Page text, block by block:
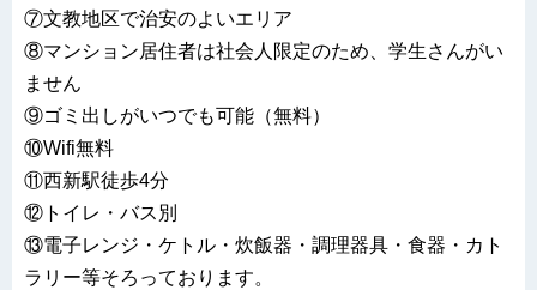
⑦文教地区で治安のよいエリア
⑧マンション居住者は社会人限定のため、学生さんがい
ません
⑨ゴミ出しがいつでも可能（無料）
⑩Wifi無料
⑪西新駅徒歩4分
⑫トイレ・バス別
⑬電子レンジ・ケトル・炊飯器・調理器具・食器・カト
ラリー等そろっております。